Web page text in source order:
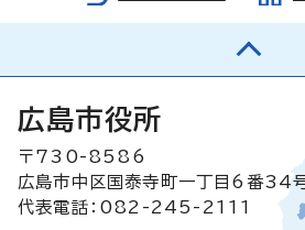
広島市役所
〒730-8586
広島市中区国泰寺町一丁目6番34
代表電話：082-245-2111